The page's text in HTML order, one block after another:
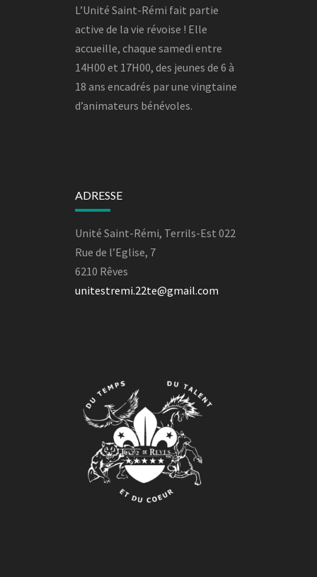
L’Unité Saint-Rémi fait partie
active de la vie révoise ! Elle
accueille, chaque samedi entre
14H00 et 17H00, des jeunes de 6 à
18 ans encadrés par une vingtaine
d’animateurs bénévoles.
ADRESSE
Unité Saint-Rémi, Terrils-Est 022
Rue de l’Eglise, 7
6210 Rêves
unitestremi.22te@gmail.com